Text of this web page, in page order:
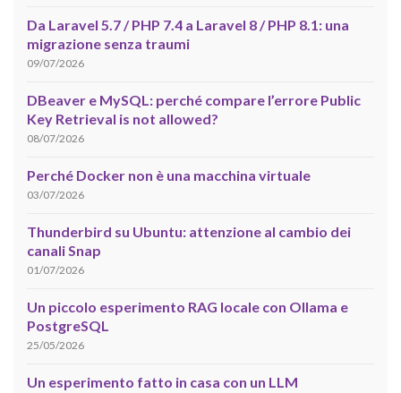
Da Laravel 5.7 / PHP 7.4 a Laravel 8 / PHP 8.1: una
migrazione senza traumi
09/07/2026
DBeaver e MySQL: perché compare l’errore Public
Key Retrieval is not allowed?
08/07/2026
Perché Docker non è una macchina virtuale
03/07/2026
Thunderbird su Ubuntu: attenzione al cambio dei
canali Snap
01/07/2026
Un piccolo esperimento RAG locale con Ollama e
PostgreSQL
25/05/2026
Un esperimento fatto in casa con un LLM